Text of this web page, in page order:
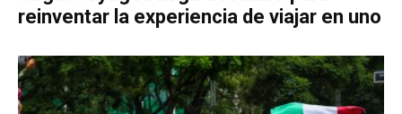
reinventar la experiencia de viajar en uno